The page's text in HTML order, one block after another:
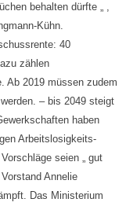
behalten dürfte „ ,
Kühn.
40
zählen
Ab 2019 müssen zudem
– bis 2049 steigt
haben
Arbeitslosigkeits-
seien „ gut
Annelie
Das Ministerium